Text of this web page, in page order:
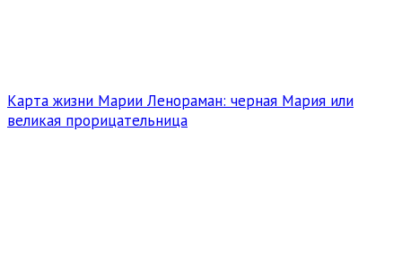
Карта жизни Марии Ленораман: черная Мария или
великая прорицательница